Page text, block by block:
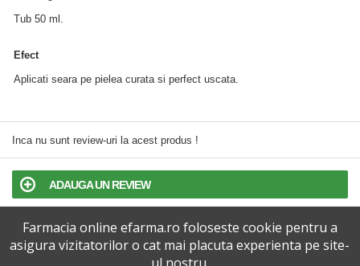
Tub 50 ml.
Efect
Aplicati seara pe pielea curata si perfect uscata.
Inca nu sunt review-uri la acest produs !
ADAUGA UN REVIEW
TERMENI SI CONDITII
Farmacia online efarma.ro foloseste cookie pentru a
asigura vizitatorilor o cat mai placuta experienta pe site-